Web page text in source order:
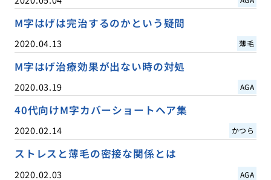
M字はげは完治するのかという疑問
2020.04.13 薄毛
M字はげ治療効果が出ない時の対処
2020.03.19 AGA
40代向けM字カバーショートヘア集
2020.02.14 かつら
ストレスと薄毛の密接な関係とは
2020.02.03 AGA